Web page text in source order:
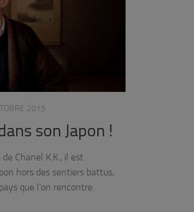
2015
son Japon !
Chanel K.K., il est
hors des sentiers battus,
que l’on rencontre